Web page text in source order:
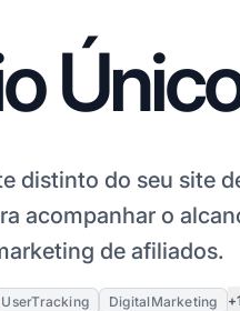
distinto do seu site
acompanhar o
de afiliados.
UserTracking DigitalMarketing